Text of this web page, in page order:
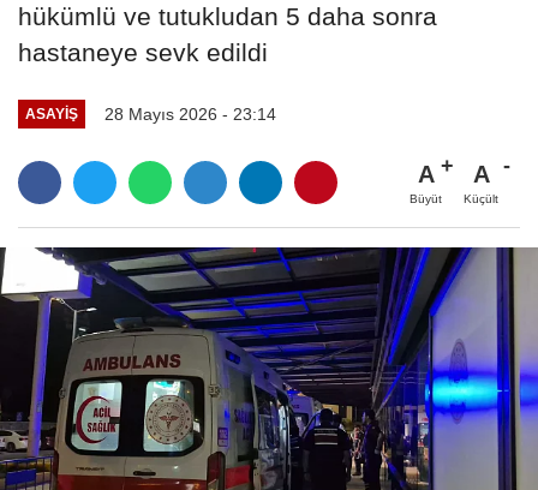
hükümlü ve tutukludan 5 daha sonra
hastaneye sevk edildi
ASAYIŞ 28 Mayıs 2026 - 23:14
A
Büyüt
A
Küçült